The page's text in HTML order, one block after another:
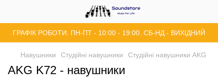
ГРАФІК РОБОТИ: ПН-ПТ - 10:00 - 19:00. СБ-НД - ВИХІДНИЙ
Навушники Студійні навушники Студійні навушники AKG
AKG K72 - навушники